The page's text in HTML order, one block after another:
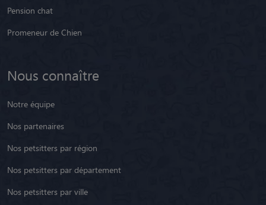
Pension chat
Promeneur de Chien
Nous connaître
Notre équipe
Nos partenaires
Nos petsitters par région
Nos petsitters par département
Nos petsitters par ville